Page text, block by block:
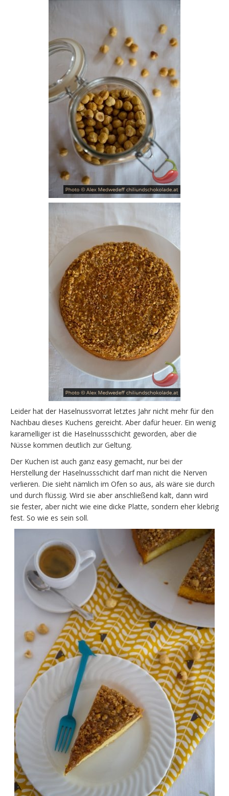
Leider hat der Haselnussvorrat letztes Jahr nicht mehr für den
Nachbau dieses Kuchens gereicht. Aber dafür heuer. Ein wenig
karamelliger ist die Haselnussschicht geworden, aber die
Nüsse kommen deutlich zur Geltung.
Der Kuchen ist auch ganz easy gemacht, nur bei der
Herstellung der Haselnussschicht darf man nicht die Nerven
verlieren. Die sieht nämlich im Ofen so aus, als wäre sie durch
und durch flüssig. Wird sie aber anschließend kalt, dann wird
sie fester, aber nicht wie eine dicke Platte, sondern eher klebrig
fest. So wie es sein soll.